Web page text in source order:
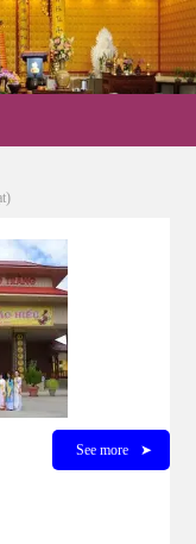
See more